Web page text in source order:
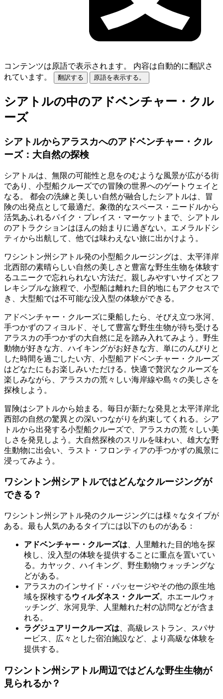
コンテンツは原語で表示されます。
内容は自動的に翻訳さ
れています。
翻訳する 原語を表示する。
シアトルの中のアドベンチャー・クル
ーズ
シアトルからアラスカへのアドベンチャー・クル
ーズ：大自然の探検
シアトルは、無限の可能性と息をのむような風景が広がる街
であり、小型船クルーズでの冒険の世界へのゲートウェイと
なる。 都会の洗練と美しい自然が融合したシアトルは、冒
険の出発点として最適だ。象徴的なスペース・ニードルから
活気あふれるパイク・プレイス・マーケットまで、シアトル
のアトラクションはほんの始まりに過ぎない。エメラルドシ
ティから出航して、他では味わえない旅に出かけよう。
ワシントン州シアトル発の小型船クルージングは、太平洋岸
北西部の素晴らしい自然の美しさと豊富な野生生物を体験す
るユニークで忘れられない方法だ。親しみやすいサイズとフ
レキシブルな旅程で、小型船は離れた目的地にもアクセスで
き、大型船では不可能な没入型の体験ができる。
アドベンチャー・クルーズに乗船したら、そびえ立つ氷河、
手つかずのフィヨルド、そして豊富な野生生物が待ち受ける
アラスカの手つかずの大自然に足を踏み入れてみよう。野生
動物が好きな方、ハイキングがお好きな方、単にのんびりと
した時間を過ごしたい方、小型船アドベンチャー・クルーズ
はどなたにもお楽しみいただける。快適で贅沢なクルーズを
楽しみながら、アラスカの荒々しい海岸線や島々の美しさを
探検しよう。
冒険はシアトルから始まる。毎日が新たな発見と太平洋岸北
西部の自然の驚異との深いつながりを約束してくれる。シア
トルから出発する小型船クルーズで、アラスカの荒々しい美
しさを発見しよう。大自然探検のスリルを味わい、雄大な野
生動物に出会い、ラスト・フロンティアの手つかずの風景に
浸ってみよう。
ワシントン州シアトルではどんなクルージングが
できる？
ワシントン州シアトル発のクルージングには様々なタイプが
ある。最も人気のあるタイプには以下のものがある：
アドベンチャー・クルーズは 、人里離れた目的地を探
検し、没入型の体験を提供することに重点を置いてい
る。カヤック、ハイキング、野生動物ウォッチングな
どがある。
アラスカのインサイド・パッセージやその他の原生地
域を探検する ウィルダネス・クルーズ。ホエールウォ
ッチング、氷河見学、人里離れた村の訪問などが含ま
れる。
ラグジュアリークルーズは 、高級レストラン、スパサ
ービス、広々とした宿泊施設など、より高級な体験を
提供する。
ワシントン州シアトル周辺ではどんな野生生物が
見られるか？